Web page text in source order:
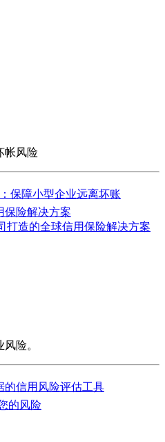
帐风险
保障小型企业远离坏账
保险解决方案
打造的全球信用保险解决方案
险。
的信用风险评估工具
的风险